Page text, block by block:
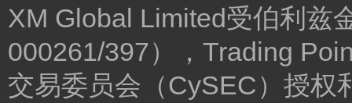
XM Global Limited受伯利兹
000261/397），Trading
交易委员会（CySEC）授权